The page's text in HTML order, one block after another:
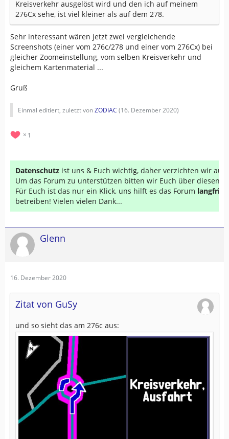
Kreisverkehr ausgelöst wird und den ich auf meinem
276Cx sehe, ist viel kleiner als auf dem 278.
Sehr interessant wären jetzt zwei vergleichende
Screenshots (einer vom 276c/278 und einer vom 276Cx) bei
gleicher Zoomeinstellung, vom selben Kreisverkehr und
gleichem Kartenmaterial ...
Gruß
Einmal editiert, zuletzt vonZODIAC (16. Dezember 2020)
1
Datenschutz ist uns & Euch wichtig, daher verzichten wir auf
Um das Forum zu unterstützen bitten wir Euch über diesen
Für Euch ist das nur ein Klick, uns hilft es das Forum
betreiben! Vielen vielen Dank...
Glenn
16. Dezember 2020
Zitat von GuSy
und so sieht das am 276c aus: